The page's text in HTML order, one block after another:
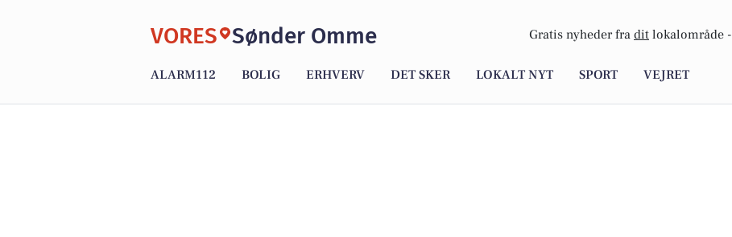
VORES Sønder Omme Gratis nyheder fra dit lokalområde -
ALARM112 BOLIG ERHVERV DET SKER LOKALT NYT SPORT VEJRET